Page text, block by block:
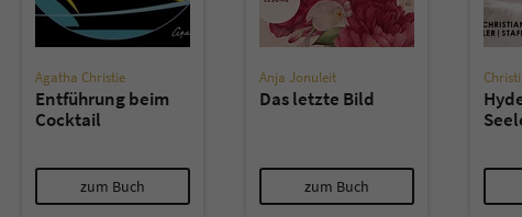
Agatha Christie
Entführung beim
Cocktail
zum Buch
Anja Jonuleit
Das letzte Bild
zum Buch